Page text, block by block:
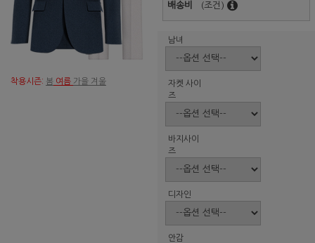
착용시즌: 봄 여름 가을 겨울
배송비 (조건)
남녀
자켓 사이
즈
바지사이
즈
디자인
안감